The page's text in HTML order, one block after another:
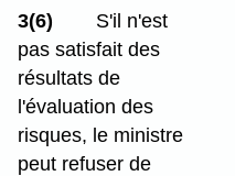
3(6)
S'il n'est
pas satisfait des
résultats de
l'évaluation des
risques, le ministre
peut refuser de